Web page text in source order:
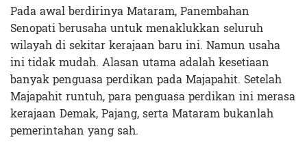
Pada awal berdirinya Mataram, Panembahan
Senopati berusaha untuk menaklukkan seluruh
wilayah di sekitar kerajaan baru ini. Namun usaha
ini tidak mudah. Alasan utama adalah kesetiaan
banyak penguasa perdikan pada Majapahit. Setelah
Majapahit runtuh, para penguasa perdikan ini merasa
kerajaan Demak, Pajang, serta Mataram bukanlah
pemerintahan yang sah.